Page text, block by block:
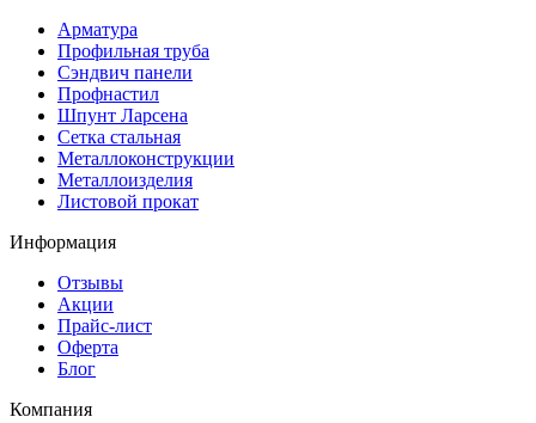
Арматура
Профильная труба
Сэндвич панели
Профнастил
Шпунт Ларсена
Сетка стальная
Металлоконструкции
Металлоизделия
Листовой прокат
Информация
Отзывы
Акции
Прайс-лист
Оферта
Блог
Компания